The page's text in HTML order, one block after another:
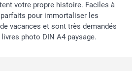
votre propre histoire. Faciles à
pour immortaliser les
vacances et sont très demandés
photo DIN A4 paysage.